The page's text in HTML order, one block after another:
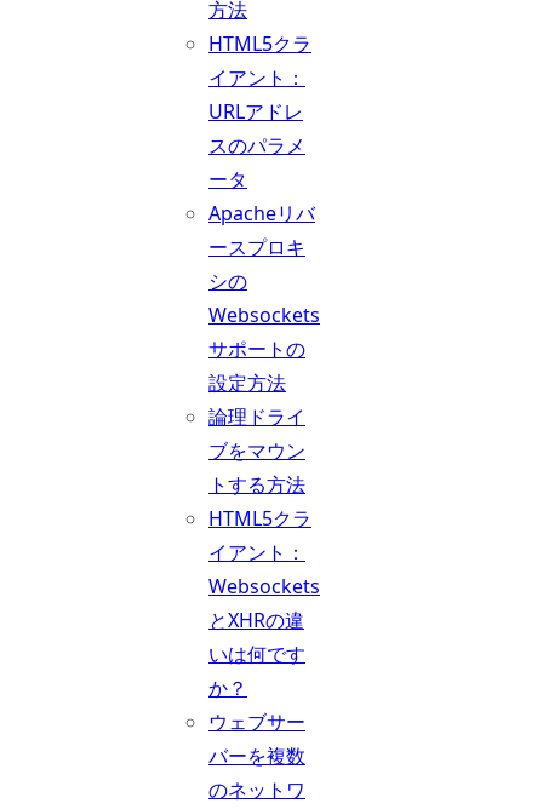
方法
HTML5クラ
イアント：
URLアドレ
スのパラメ
ータ
Apacheリバ
ースプロキ
シの
Websockets
サポートの
設定方法
論理ドライ
ブをマウン
トする方法
HTML5クラ
イアント：
Websockets
とXHRの違
いは何です
か？
ウェブサー
バーを複数
のネットワ